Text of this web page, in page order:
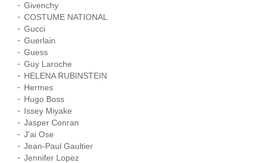
Givenchy
COSTUME NATIONAL
Gucci
Guerlain
Guess
Guy Laroche
HELENA RUBINSTEIN
Hermes
Hugo Boss
Issey Miyake
Jasper Conran
J'ai Ose
Jean-Paul Gaultier
Jennifer Lopez